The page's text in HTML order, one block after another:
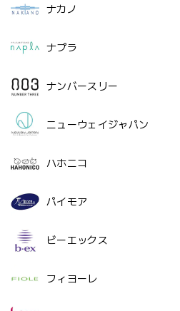
ナカノ
ナプラ
ナンバースリー
ニューウェイジャパン
ハホニコ
パイモア
ビーエックス
フィヨーレ